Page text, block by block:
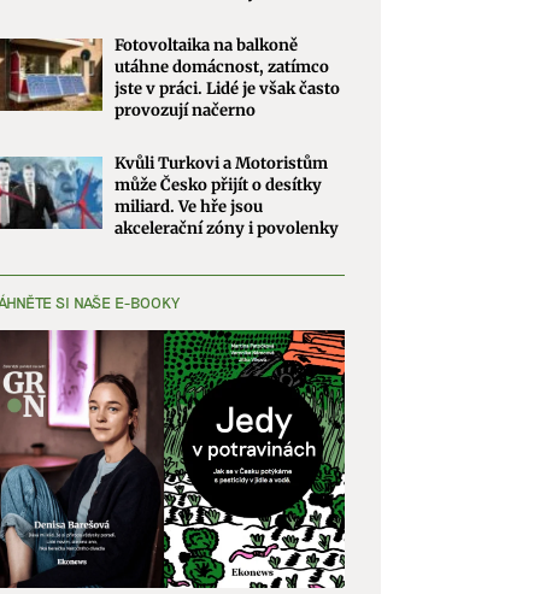
Fotovoltaika na balkoně
utáhne domácnost, zatímco
jste v práci. Lidé je však často
provozují načerno
Kvůli Turkovi a Motoristům
může Česko přijít o desítky
miliard. Ve hře jsou
akcelerační zóny i povolenky
SI NAŠE E-BOOKY